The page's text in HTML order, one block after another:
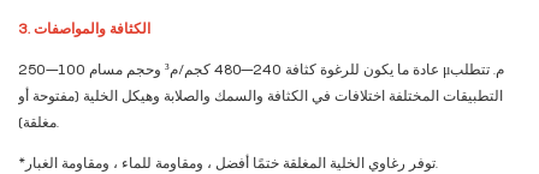
3. الكثافة والمواصفات
عادة ما يكون للرغوة كثافة 240–480 كجم/م³ وحجم مسام 100–250 μم. تتطلب
التطبيقات المختلفة اختلافات في الكثافة والسمك والصلابة وهيكل الخلية (مفتوحة أو
مغلقة).
*توفر رغاوي الخلية المغلقة ختمًا أفضل ، ومقاومة للماء ، ومقاومة الغبار.